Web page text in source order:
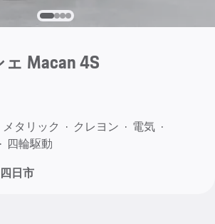
Macan 4S
タリック
クレヨン
電気
四輪駆動
日市